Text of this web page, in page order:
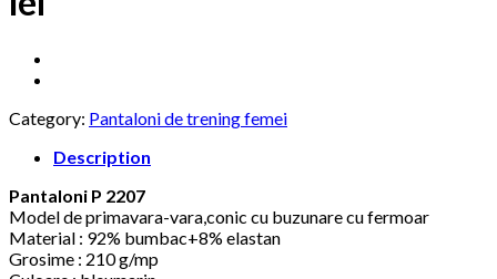
Category: Pantaloni de trening femei
Description
Pantaloni P 2207
Model de primavara-vara,conic cu buzunare cu fermoar
Material : 92% bumbac+8% elastan
Grosime : 210 g/mp